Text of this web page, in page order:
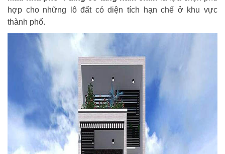
hợp cho những lô đất có diện tích hạn chế ở khu vực
thành phố.